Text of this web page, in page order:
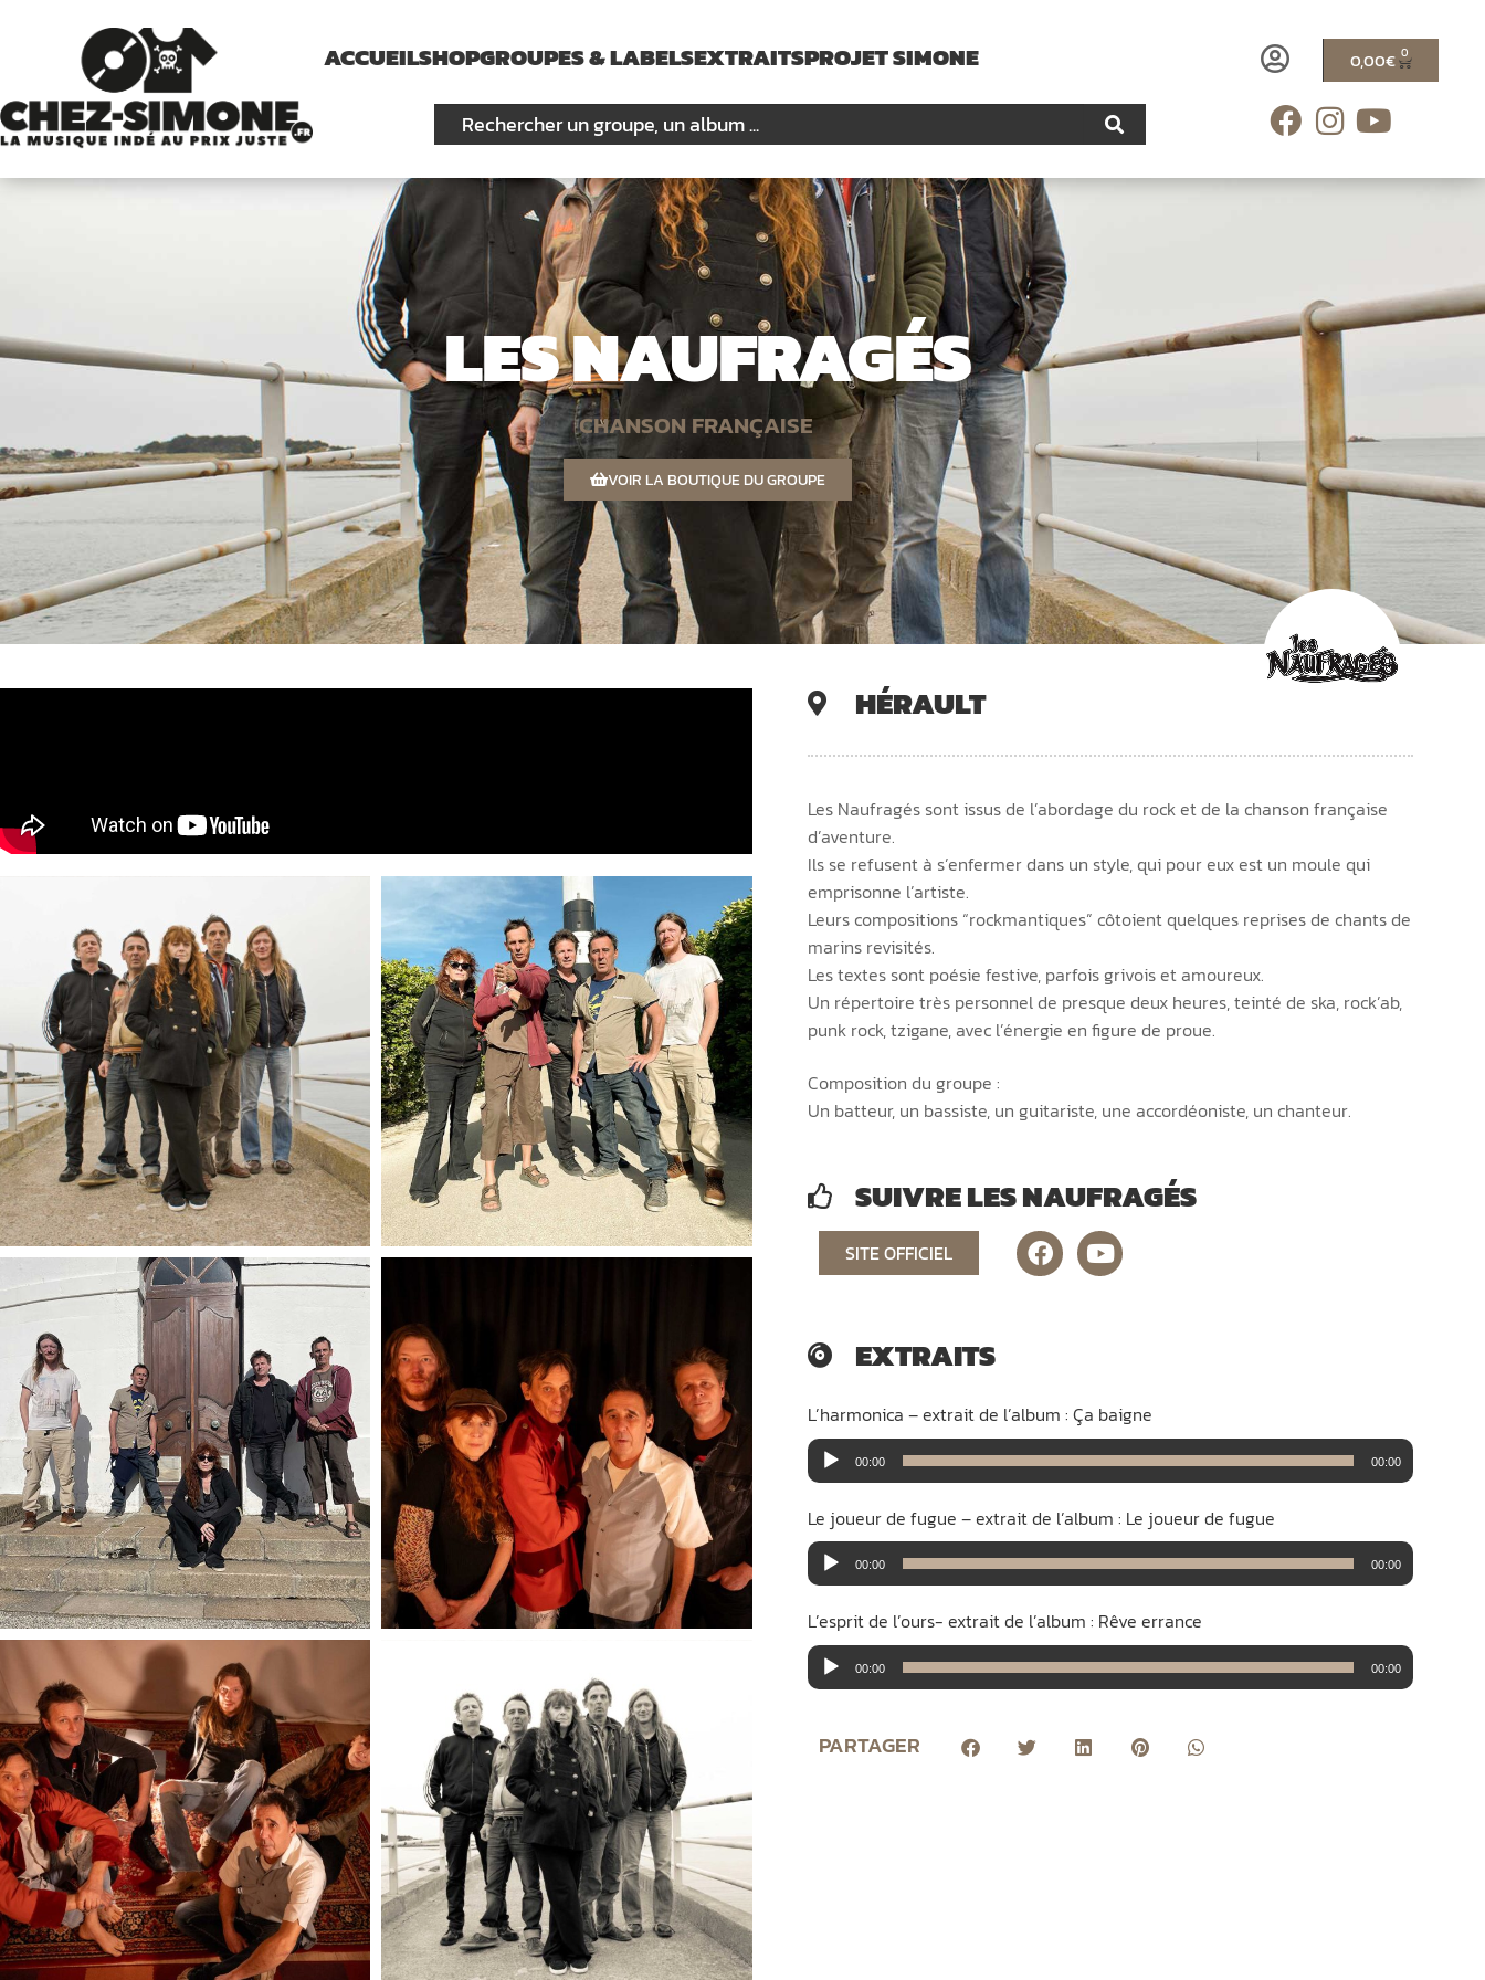
ACCUEILSHOPGROUPES & LABELSEXTRAITSPROJET SIMONE 0,00€ 0
LES NAUFRAGÉS
CHANSON FRANÇAISE
VOIR LA BOUTIQUE DU GROUPE
HÉRAULT
Les Naufragés sont issus de l’abordage du rock et de la chanson française
d’aventure.
Ils se refusent à s’enfermer dans un style, qui pour eux est un moule qui
emprisonne l’artiste.
Leurs compositions “rockmantiques” côtoient quelques reprises de chants de
marins revisités.
Les textes sont poésie festive, parfois grivois et amoureux.
Un répertoire très personnel de presque deux heures, teinté de ska, rock’ab,
punk rock, tzigane, avec l’énergie en figure de proue.
Composition du groupe :
Un batteur, un bassiste, un guitariste, une accordéoniste, un chanteur.
SUIVRE LES NAUFRAGÉS
SITE OFFICIEL
EXTRAITS
L’harmonica – extrait de l’album : Ça baigne
Lecteur
audio
00:00 00:00
Le joueur de fugue – extrait de l’album : Le joueur de fugue
Lecteur
audio
00:00 00:00
L’esprit de l’ours- extrait de l’album : Rêve errance
Lecteur
audio
00:00 00:00
PARTAGER